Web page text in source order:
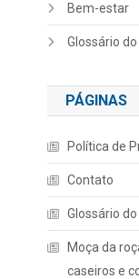
Bem-estar
Glossário
PÁGINAS
Política de
Contato
Glossário
Moça da
caseiros e